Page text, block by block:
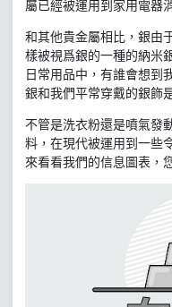
屬已經被運用到家用電器
和其他貴金屬相比，銀由
樣被視爲銀的一種的納米
日常用品中，有誰會想到
銀和我們平常穿戴的銀飾
不管是洗衣粉還是噴氣發
料，在現代被運用到一些
來看看我們的信息圖表，